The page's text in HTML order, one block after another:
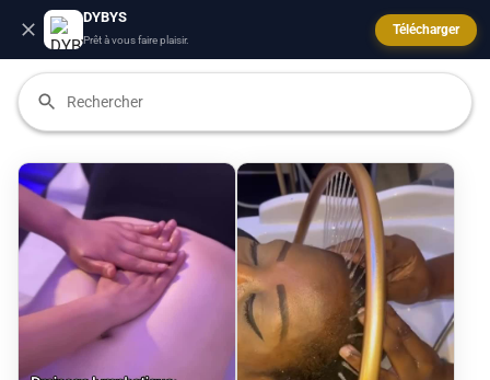
DYBYS
Prêt à vous faire plaisir.
Télécharger